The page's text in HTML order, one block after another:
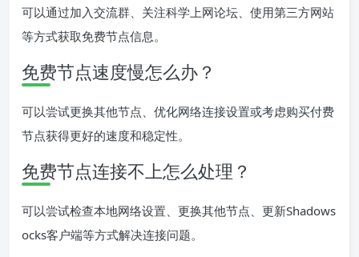
可以通过加入交流群、关注科学上网论坛、使用第三方网站
等方式获取免费节点信息。
免费节点速度慢怎么办？
可以尝试更换其他节点、优化网络连接设置或考虑购买付费
节点获得更好的速度和稳定性。
免费节点连接不上怎么处理？
可以尝试检查本地网络设置、更换其他节点、更新Shadows
ocks客户端等方式解决连接问题。